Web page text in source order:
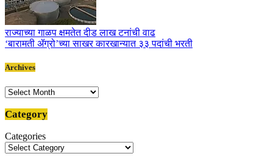
राज्याच्या गाळप क्षमतेत दीड लाख टनांची वाढ
‘बारामती ॲग्रो’च्या साखर कारखान्यात ३३ पदांची भरती
Archives
Archives
Category
Categories